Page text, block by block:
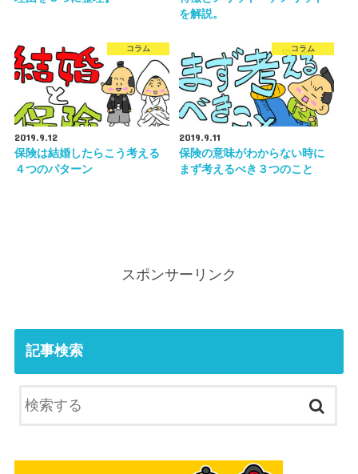
を解説。
コラム
2019.9.12
保険は結婚したらこう考える
４つのパターン
コラム
2019.9.11
保険の意味がわからない時に
まず考えるべき３つのこと
スポンサーリンク
記事検索